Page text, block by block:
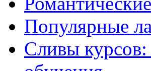
Популярные
Сливы